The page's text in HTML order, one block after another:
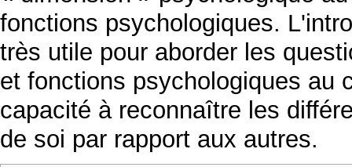
fonctions psychologiques.
très utile pour aborder les
et fonctions psychologiques au
capacité à reconnaître les
de soi par rapport aux autres.